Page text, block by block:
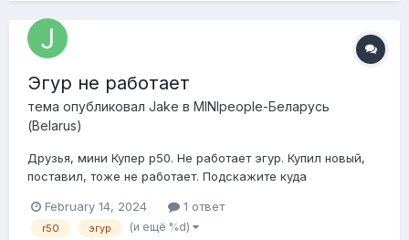
Эгур не работает
тема опубликовал Jake в MINIpeople-Беларусь
(Belarus)
Друзья, мини Купер р50. Не работает эгур. Купил новый,
поставил, тоже не работает. Подскажите куда
которая подключается к гуру (питание вроде как)
приходит ток 12А. А вот что за 2 фишка понятия не имею,
February 14, 2024 1 ответ
r50 эгур (и ещё %d)